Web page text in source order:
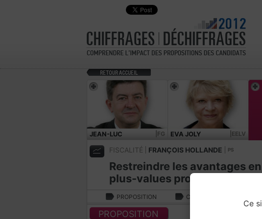
JEAN-LUC
MÉLENCHON
|FG EVA JOLY |EELV
FISCALITÉ FRANÇOIS HOLLANDE PS
Restreindre les avantages
plus-values professionnelles
PROPOSITION CHIFFRAGE
PROPOSITION
Ce